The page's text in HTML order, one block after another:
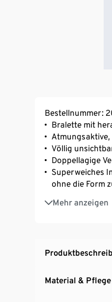
Bestellnummer:
Bralette mit
Völlig
Doppellagige
Superweiches
ohne die Form
Mehr anzeigen
Mittlerer Halt
Kunden
Material & Pflege